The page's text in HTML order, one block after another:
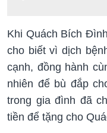
Khi Quách Bích
cho biết vì dịch
cạnh, đồng hành
nhiên để bù đắp
trong gia đình đã
tiền để tặng cho